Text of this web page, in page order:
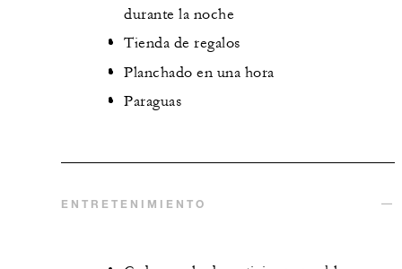
durante la noche
Tienda de regalos
Planchado en una hora
Paraguas
ENTRETENIMIENTO